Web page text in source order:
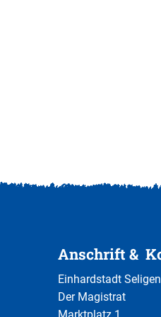
Anschrift &
Einhardstadt
Der Magistrat
Marktplatz 1